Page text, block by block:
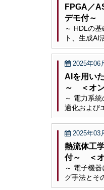
FPGA／
デモ付～
～ HDLの
ト、生成AI
2025年06
AIを用い
～ ＜オン
～ 電力系
適化および
2025年03
熱流体工
付～ ＜オ
～ 電子機
グ手法とそ